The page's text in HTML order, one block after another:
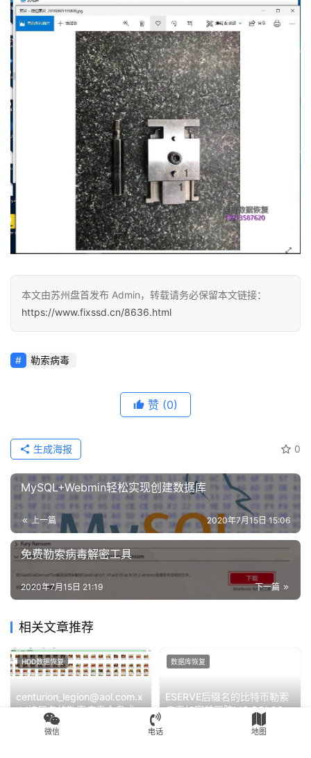
本文由苏州盘首发布 Admin，转载请务必保留本文链接：
https://www.fixssd.cn/8636.html
勒索病毒
赞 (0)
0
生成海报
MySQL+Webmin轻松实现创建数据库
上一篇 2020年7月15日 15:06
免费勒索病毒解密工具
下一篇
2020年7月15日 21:19
相关文章推荐
centurion_legion@aol.com.x
tbl扩展名的勒索病毒全盘成功
2020年7月31日
HDD数据恢复
ESERVE后缀名的比特币勒索
病毒加密某医院MS SQL2012
数据库数据恢复成功
数据库恢复
微信 电话 地图